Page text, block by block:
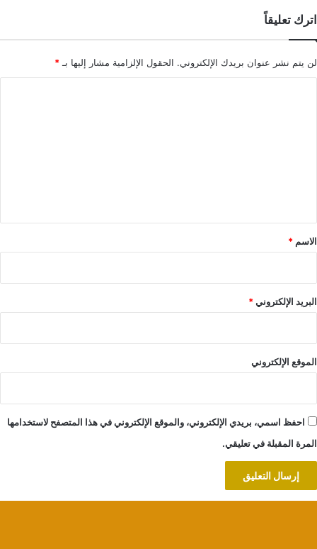
اترك تعليقاً
لن يتم نشر عنوان بريدك الإلكتروني. الحقول الإلزامية مشار إليها بـ *
*
الاسم *
البريد الإلكتروني*
الموقع الإلكتروني
احفظ اسمي، بريدي الإلكتروني، والموقع الإلكتروني في هذا المتصفح لاستخدامها
المرة المقبلة في تعليقي.